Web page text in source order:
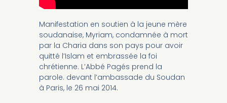
Manifestation en soutien à la jeune mère
soudanaise, Myriam, condamnée à mort
par la Charia dans son pays pour avoir
quitté l’Islam et embrassée la foi
chrétienne. L’Abbé Pagés prend la
parole. devant l’ambassade du Soudan
à Paris, le 26 mai 2014.